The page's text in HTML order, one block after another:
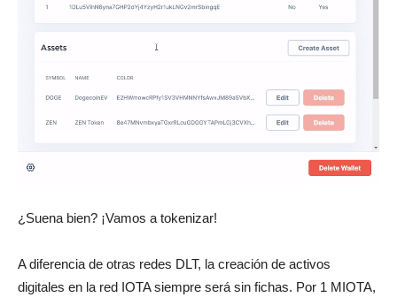
¿Suena bien? ¡Vamos a tokenizar!
A diferencia de otras redes DLT, la creación de activos
digitales en la red IOTA siempre será sin fichas. Por 1 MIOTA,